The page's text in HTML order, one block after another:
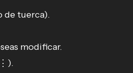
de tuerca).
modificar.